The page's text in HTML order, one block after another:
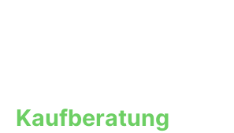
Kaufberatung